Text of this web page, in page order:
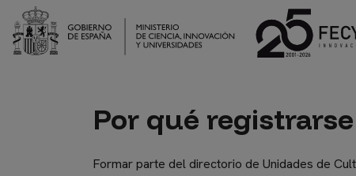
Pasar
contenido
Por qué registrarse
Formar parte deldirectorio de Unidades de